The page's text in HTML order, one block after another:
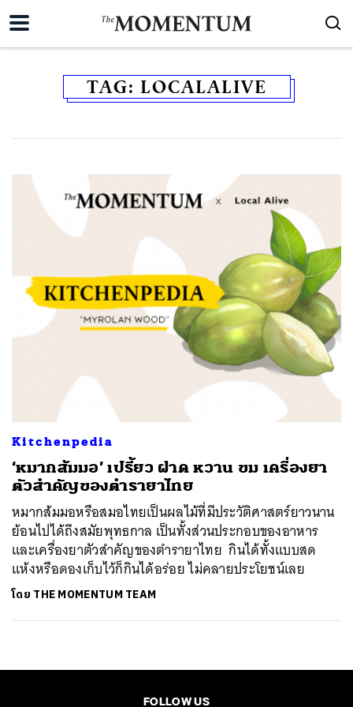
TAG: LOCALALIVE
Kitchenpedia
‘หมากส้มมอ’ เปรี้ยว ฝาด หวาน ขม เครื่องยา
ตัวสำคัญของตำรายาไทย
หมากส้มมอหรือสมอไทยเป็นผลไม้ที่มีประวัติศาสตร์ยาวนาน
ย้อนไปได้ถึงสมัยพุทธกาล เป็นทั้งส่วนประกอบของอาหาร
และเครื่องยาตัวสำคัญของตำรายาไทย กินได้ทั้งแบบสด
แห้งหรือดองเก็บไว้ก็กินได้อร่อย ไม่คลายประโยชน์เลย
โดย THE MOMENTUM TEAM
FOLLOW US
SHARE